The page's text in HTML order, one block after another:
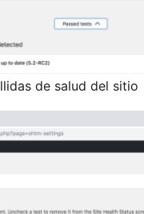
de salud del sitio